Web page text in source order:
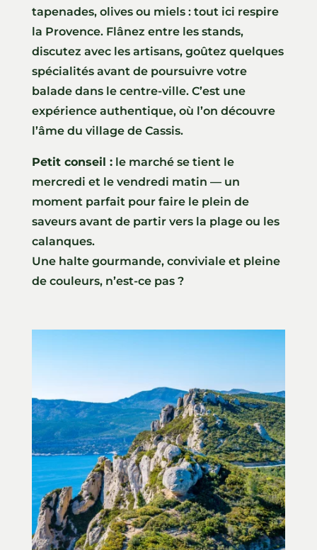
tapenades, olives ou miels : tout ici respire
la Provence. Flânez entre les stands,
discutez avec les artisans, goûtez quelques
spécialités avant de poursuivre votre
balade dans le centre-ville. C’est une
expérience authentique, où l’on découvre
l’âme du village de Cassis.
Petit conseil :le marché se tient le
mercredi et le vendredi matin — un
moment parfait pour faire le plein de
saveurs avant de partir vers la plage ou les
calanques.
Une halte gourmande, conviviale et pleine
de couleurs, n’est-ce pas ?